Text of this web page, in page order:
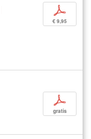
p
€ 9,95
p
gratis